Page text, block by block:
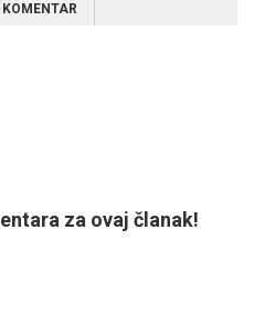
za ovaj članak!